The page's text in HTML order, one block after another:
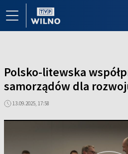
Polsko-litewska
samorządów dla
13.09.2025, 17:58